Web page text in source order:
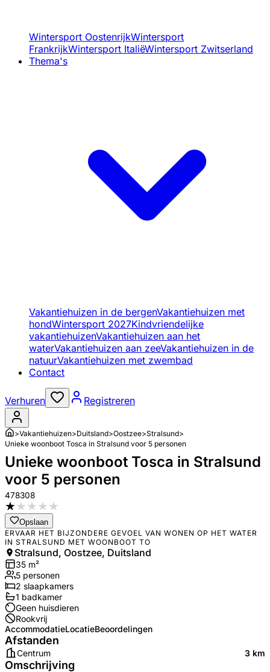
Wintersport OostenrijkWintersport
FrankrijkWintersport ItaliëWintersport Zwitserland
Thema's
Vakantiehuizen in de bergenVakantiehuizen met
hondWintersport 2027Kindvriendelijke
vakantiehuizenVakantiehuizen aan het
waterVakantiehuizen aan zeeVakantiehuizen in de
natuurVakantiehuizen met zwembad
Contact
Verhuren Registreren
>Vakantiehuizen>Duitsland>Oostzee>Stralsund>
Unieke woonboot Tosca in Stralsund voor 5 personen
Unieke woonboot Tosca in Stralsund
voor 5 personen
478308
★★★★★
Opslaan
ERVAAR HET BIJZONDERE GEVOEL VAN WONEN OP HET WATER
IN STRALSUND MET WOONBOOT TO
Stralsund, Oostzee, Duitsland
35 m²
5 personen
2 slaapkamers
1 badkamer
Geen huisdieren
Rookvrij
AccommodatieLocatieBeoordelingen
Afstanden
Centrum 3 km
Omschrijving